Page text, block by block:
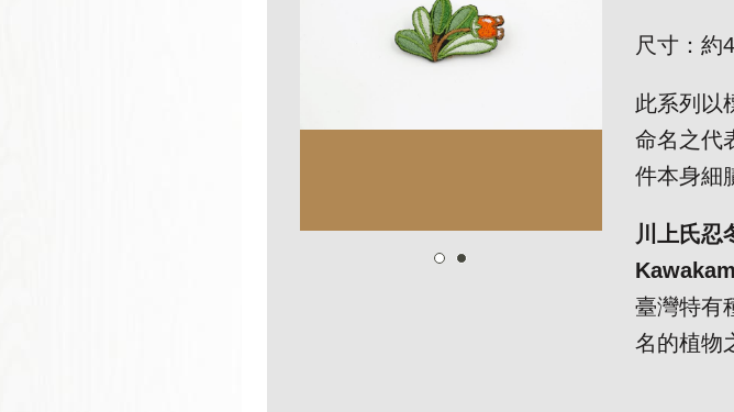
尺寸：約
此系列以
命名之代
件本身細
川上氏忍
臺灣特有
名的植物